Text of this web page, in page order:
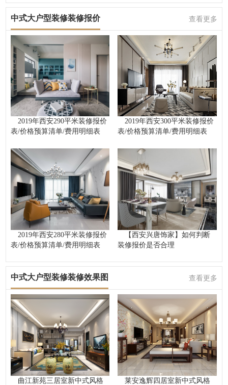
中式大户型装修装修报价 查看更多
2019年西安290平米装修报价
表/价格预算清单/费用明细表
2019年西安300平米装修报价
表/价格预算清单/费用明细表
2019年西安280平米装修报价
表/价格预算清单/费用明细表
【西安兴唐饰家】如何判断
装修报价是否合理
中式大户型装修装修效果图 查看更多
曲江新苑三居室新中式风格
莱安逸辉四居室新中式风格